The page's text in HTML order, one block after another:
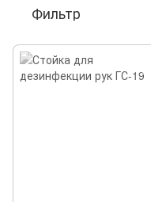
Фильтр